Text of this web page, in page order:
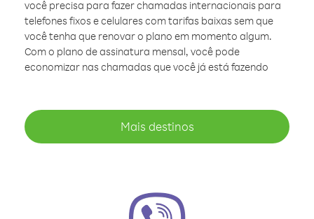
você precisa para fazer chamadas internacionais para
telefones fixos e celulares com tarifas baixas sem que
você tenha que renovar o plano em momento algum.
Com o plano de assinatura mensal, você pode
economizar nas chamadas que você já está fazendo
Mais destinos